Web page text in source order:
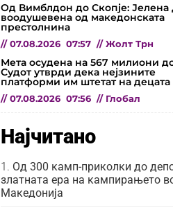
Од Вимблдон до Скопје: Јелена
воодушевена од македонската
престолнина
// 07.08.2026 07:57 // Жолт Трн
Мета осудена на 567 милиони
Судот утврди дека нејзините
платформи им штетат на децата
// 07.08.2026 07:56 // Глобал
Најчитано
Од 300 камп-приколки до
златната ера на кампирањето
Македонија